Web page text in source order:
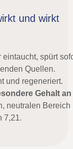
und wirkt
spürt
Quellen.
und regeneriert.
Gehalt an
neutralen Bereich
7,21.